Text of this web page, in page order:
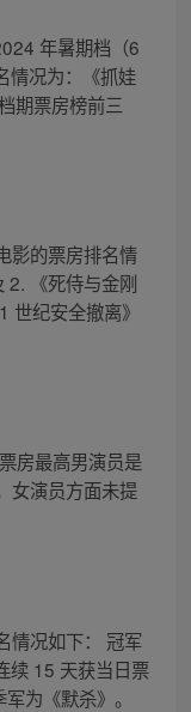
年暑期档（6
情况为：《抓娃
期票房榜前三
影的票房排名情
2. 《死侍与金刚
世纪安全撤离》
房最高男演员是
女演员方面未提
情况如下： 冠军
续 15 天获当日票
为《默杀》。